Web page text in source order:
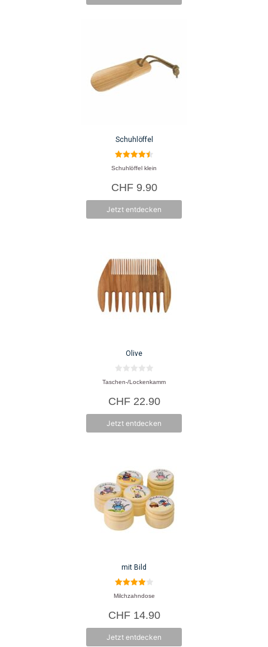
Schuhlöffel
4.50
von 5
Schuhlöffel klein
CHF9.90
Jetzt entdecken
Olive
0
v
n
5
Taschen-/Lockenkamm
CHF22.90
Jetzt entdecken
mit Bild
4.00
von 5
Milchzahndose
CHF14.90
Jetzt entdecken